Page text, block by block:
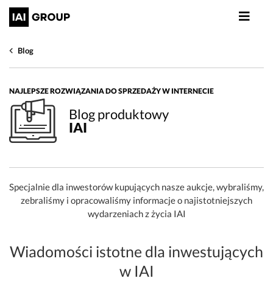
Blog
NAJLEPSZE ROZWIĄZANIA DO SPRZEDAŻY W INTERNECIE
Blog produktowy
IAI
Specjalnie dla inwestorów kupujących nasze aukcje, wybraliśmy,
zebraliśmy i opracowaliśmy informacje o najistotniejszych
wydarzeniach z życia IAI
Wiadomości istotne dla inwestujących
w IAI